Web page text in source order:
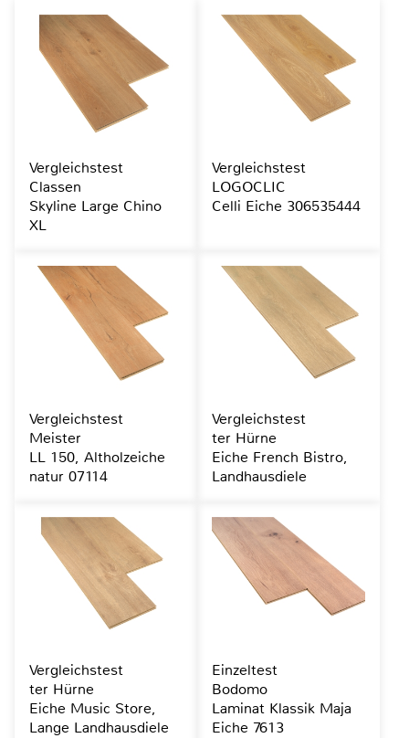
Vergleichstest
Classen
Skyline Large Chino
XL
Vergleichstest
LOGOCLIC
Celli Eiche 306535444
Vergleichstest
Meister
LL 150, Altholzeiche
natur 07114
Vergleichstest
ter Hürne
Eiche French Bistro,
Landhausdiele
Vergleichstest
ter Hürne
Eiche Music Store,
Lange Landhausdiele
Einzeltest
Bodomo
Laminat Klassik Maja
Eiche 7613